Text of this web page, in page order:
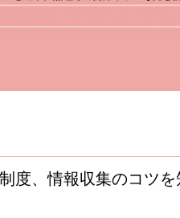
度、情報収集のコツ